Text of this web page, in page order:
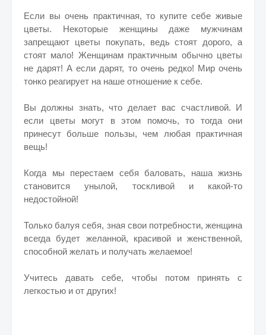
Если вы очень практичная, то купите себе живые
цветы. Некоторые женщины даже мужчинам
запрещают цветы покупать, ведь стоят дорого, а
стоят мало! Женщинам практичным обычно цветы
не дарят! А если дарят, то очень редко! Мир очень
тонко реагирует на наше отношение к себе.
Вы должны знать, что делает вас счастливой. И
если цветы могут в этом помочь, то тогда они
принесут больше пользы, чем любая практичная
вещь!
Когда мы перестаем себя баловать, наша жизнь
становится унылой, тоскливой и какой-то
недостойной!
Только балуя себя, зная свои потребности, женщина
всегда будет желанной, красивой и женственной,
способной желать и получать желаемое!
Учитесь давать себе, чтобы потом принять с
легкостью и от других!